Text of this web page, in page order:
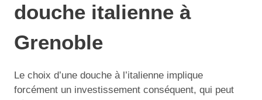
douche italienne à
Grenoble
Le choix d’une douche à l’italienne implique
forcément un investissement conséquent, qui peut